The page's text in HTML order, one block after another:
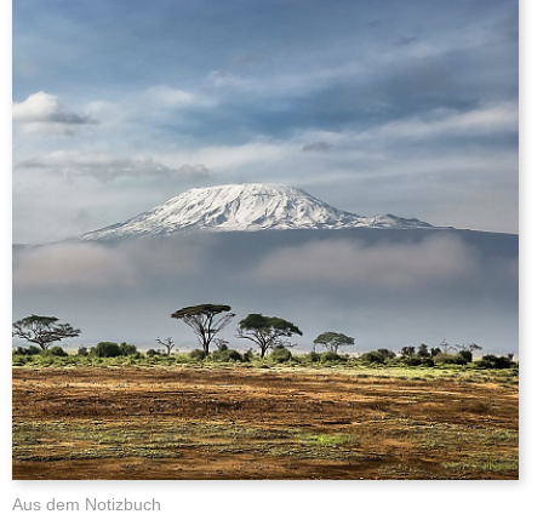
Aus dem Notizbuch